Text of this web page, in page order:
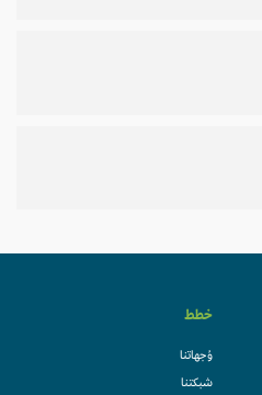
خطط
وُجهاتنا
شبكتنا